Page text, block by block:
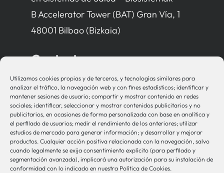
Utilizamos cookies propias y de terceros, y tecnologías similares para
analizar el tráfico, la navegación web y con fines estadísticos; identificar y
mantener sesiones de usuario; compartir y mostrar contenido en redes
sociales; identificar, seleccionar y mostrar contenidos publicitarios y no
publicitarios, en ocasiones de forma personalizada con base en analítica y
el perfilado de usuarios; medir el rendimiento de los anteriores; utilizar
estudios de mercado para generar información; y desarrollar y mejorar
productos. Cualquier acción positiva relacionada con la navegación, salvo
cuando legalmente se exija consentimiento explícito (para perfilado y
segmentación avanzada), implicará una autorización para su instalación de
conformidad con lo indicado en nuestra Política de Cookies.
B Accelerator Tower (BAT) Gran Vía, 1
48001 Bilbao (Bizkaia)
Contacto
bio-sistemak@bio-sistemak.eus
944 00 77 90
Otros Enlaces